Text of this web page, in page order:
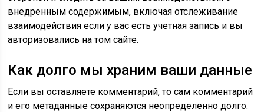
внедренным содержимым, включая отслеживание
взаимодействия если у вас есть учетная запись и вы
авторизовались на том сайте.
Как долго мы храним ваши данные
Если вы оставляете комментарий, то сам комментарий
и его метаданные сохраняются неопределенно долго.